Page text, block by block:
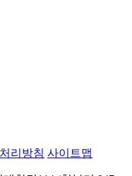
리방침 사이트맵